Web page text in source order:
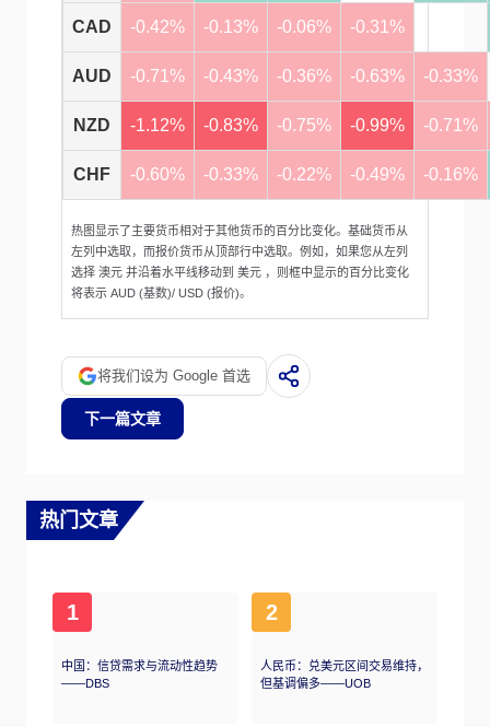
CAD -0.42% -0.13% -0.06% -0.31%
AUD -0.71% -0.43% -0.36% -0.63% -0.33%
NZD -1.12% -0.83% -0.75% -0.99% -0.71%
CHF -0.60% -0.33% -0.22% -0.49% -0.16%
热图显示了主要货币相对于其他货币的百分比变化。基础货币从
左列中选取，而报价货币从顶部行中选取。例如，如果您从左列
选择 澳元 并沿着水平线移动到 美元 ，则框中显示的百分比变化
将表示 AUD (基数)/ USD (报价)。
将我们设为 Google 首选
下一篇文章
热门文章
1
中国：信贷需求与流动性趋势
——DBS
2
人民币：兑美元区间交易维持，
但基调偏多——UOB